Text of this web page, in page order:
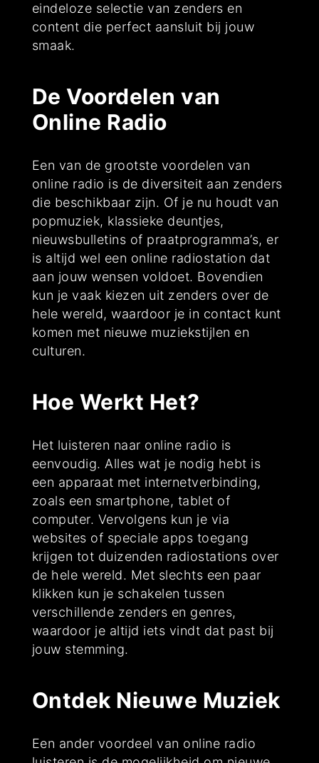
eindeloze selectie van zenders en
content die perfect aansluit bij jouw
smaak.
De Voordelen van
Online Radio
Een van de grootste voordelen van
online radio is de diversiteit aan zenders
die beschikbaar zijn. Of je nu houdt van
popmuziek, klassieke deuntjes,
nieuwsbulletins of praatprogramma’s, er
is altijd wel een online radiostation dat
aan jouw wensen voldoet. Bovendien
kun je vaak kiezen uit zenders over de
hele wereld, waardoor je in contact kunt
komen met nieuwe muziekstijlen en
culturen.
Hoe Werkt Het?
Het luisteren naar online radio is
eenvoudig. Alles wat je nodig hebt is
een apparaat met internetverbinding,
zoals een smartphone, tablet of
computer. Vervolgens kun je via
websites of speciale apps toegang
krijgen tot duizenden radiostations over
de hele wereld. Met slechts een paar
klikken kun je schakelen tussen
verschillende zenders en genres,
waardoor je altijd iets vindt dat past bij
jouw stemming.
Ontdek Nieuwe Muziek
Een ander voordeel van online radio